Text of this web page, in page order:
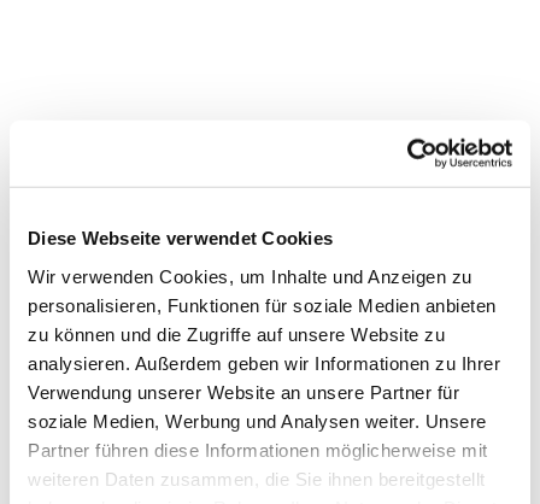
Diese Webseite verwendet Cookies
Wir verwenden Cookies, um Inhalte und Anzeigen zu
personalisieren, Funktionen für soziale Medien anbieten
zu können und die Zugriffe auf unsere Website zu
analysieren. Außerdem geben wir Informationen zu Ihrer
Verwendung unserer Website an unsere Partner für
soziale Medien, Werbung und Analysen weiter. Unsere
Partner führen diese Informationen möglicherweise mit
weiteren Daten zusammen, die Sie ihnen bereitgestellt